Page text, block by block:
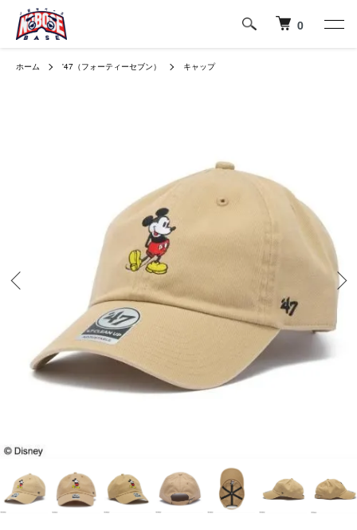
0
ホーム '47（フォーティーセブン） キャップ